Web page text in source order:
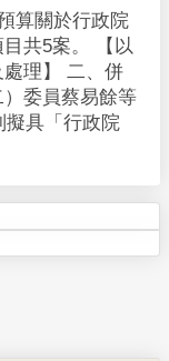
算關於行政院
共5案。 【以
處理】 二、併
委員蔡易餘等
擬具「行政院